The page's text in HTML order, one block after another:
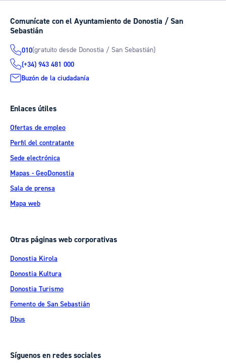
Comunícate con el Ayuntamiento de Donostia / San
Sebastián
010(gratuito desde Donostia / San Sebastián)
(+34) 943 481 000
Buzón de la ciudadanía
Enlaces útiles
Ofertas de empleo
Perfil del contratante
Sede electrónica
Mapas - GeoDonostia
Sala de prensa
Mapa web
Otras páginas web corporativas
Donostia Kirola
Donostia Kultura
Donostia Turismo
Fomento de San Sebastián
Dbus
Síguenos en redes sociales